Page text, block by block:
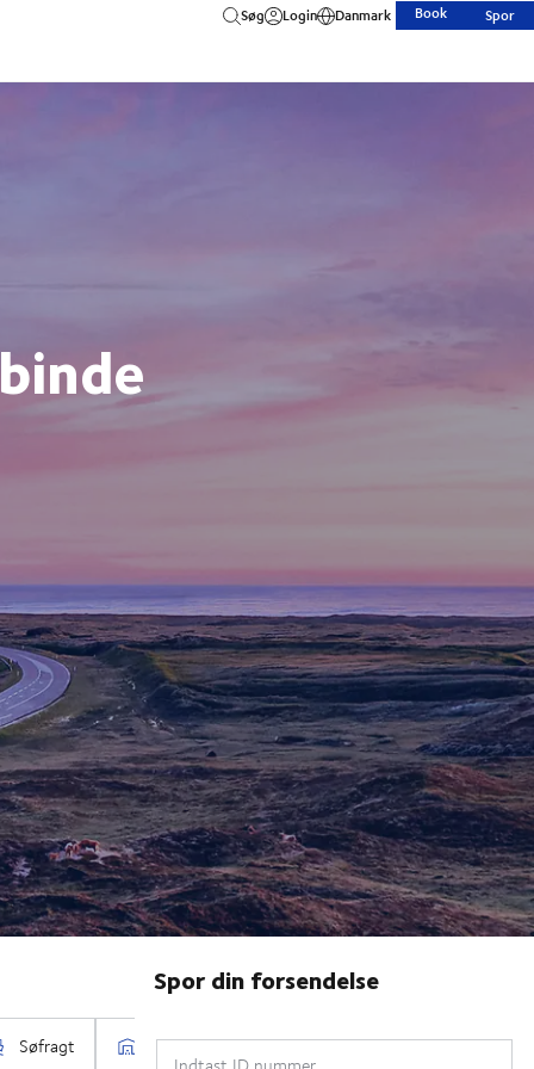
Søg Login Danmark Book Spor
Spor din forsendelse